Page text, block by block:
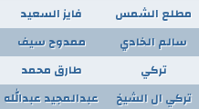
مطلع الشمس فايز السعيد
سالم الخادي ممدوح سيف
تركي طارق محمد
تركي ال الشيخ عبدالمجيد عبدالله